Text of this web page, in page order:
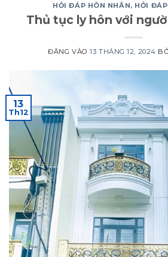
HỎI ĐÁP HÔN NHÂN, HỎI
Thủ tục ly hôn với
ĐĂNG VÀO13 THÁNG 12, 2024
13
Th12